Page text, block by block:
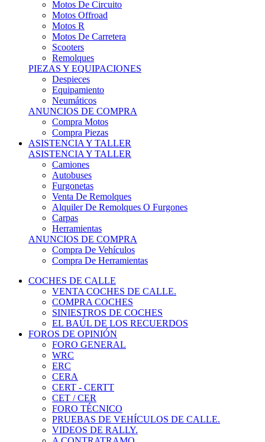
Motos R
Motos De Carretera
Scooters
Remolques
PIEZAS Y EQUIPACIONES
Despieces
Equipamiento
Neumáticos
ANUNCIOS DE COMPRA
Compra Motos
Compra Piezas
ASISTENCIA Y TALLER
ASISTENCIA Y TALLER
Camiones
Autobuses
Furgonetas
Venta De Remolques
Alquiler De Remolques O Furgones
Carpas
Herramientas
ANUNCIOS DE COMPRA
Compra De Vehículos
Compra De Herramientas
COCHES DE CALLE
VENTA COCHES DE CALLE.
COMPRA COCHES
SINIESTROS DE COCHES
EL BAÚL DE LOS RECUERDOS
FOROS DE OPINIÓN
FORO GENERAL
WRC
ERC
CERA
CERT - CERTT
CET / CER
FORO TÉCNICO
PRUEBAS DE VEHÍCULOS DE CALLE.
VIDEOS DE RALLY.
A CONTRATRAMO
TIENDA ONLINE